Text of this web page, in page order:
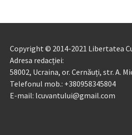
Copyright © 2014-2021 Libertatea
Adresa redacției:
58002, Ucraina, or. Cernăuți, str. A.
Telefonul mob.: +380958345804
E-mail: lcuvantului@gmail.com